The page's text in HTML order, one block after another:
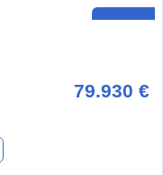
79.930 €